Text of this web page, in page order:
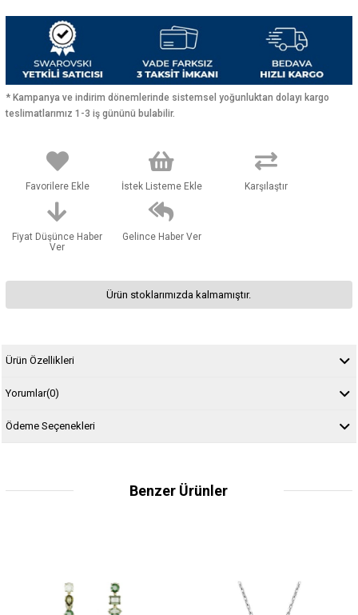
* Kampanya ve indirim dönemlerinde sistemsel yoğunluktan dolayı kargo
teslimatlarımız 1-3 iş gününü bulabilir.
Favorilere Ekle İstek Listeme Ekle Karşılaştır
Fiyat Düşünce Haber
Ver
Gelince Haber Ver
Ürün stoklarımızda kalmamıştır.
Ürün Özellikleri
Yorumlar(0)
Ödeme Seçenekleri
Benzer Ürünler